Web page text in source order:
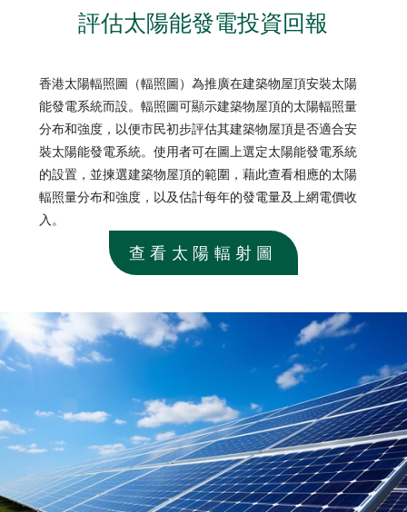
評估太陽能發電投資回報
香港太陽輻照圖
香港太陽輻照圖（輻照圖）為推廣在建築物屋頂安裝太陽
能發電系統而設。輻照圖可顯示建築物屋頂的太陽輻照量
分布和強度，以便市民初步評估其建築物屋頂是否適合安
裝太陽能發電系統。使用者可在圖上選定太陽能發電系統
的設置，並揀選建築物屋頂的範圍，藉此查看相應的太陽
輻照量分布和強度，以及估計每年的發電量及上網電價收
入。
查看太陽輻射圖